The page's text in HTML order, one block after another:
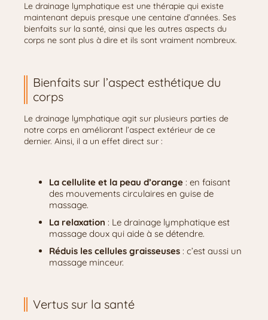
Le drainage lymphatique est une thérapie qui existe
maintenant depuis presque une centaine d’années. Ses
bienfaits sur la santé, ainsi que les autres aspects du
corps ne sont plus à dire et ils sont vraiment nombreux.
Bienfaits sur l’aspect esthétique du
corps
Le drainage lymphatique agit sur plusieurs parties de
notre corps en améliorant l’aspect extérieur de ce
dernier. Ainsi, il a un effet direct sur :
La cellulite et la peau d’orange : en faisant
des mouvements circulaires en guise de
massage.
La relaxation : Le drainage lymphatique est
massage doux qui aide à se détendre.
Réduis les cellules graisseuses : c’est aussi un
massage minceur.
Vertus sur la santé